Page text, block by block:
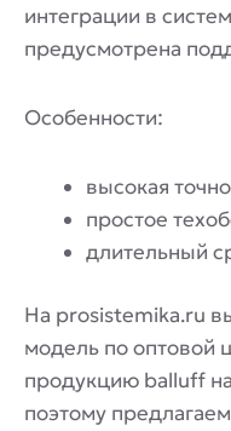
интеграции в
предусмотрена
Особенности:
высокая
простое
длительный
На prosistemika.ru
модель по оптовой
продукцию balluff
поэтому